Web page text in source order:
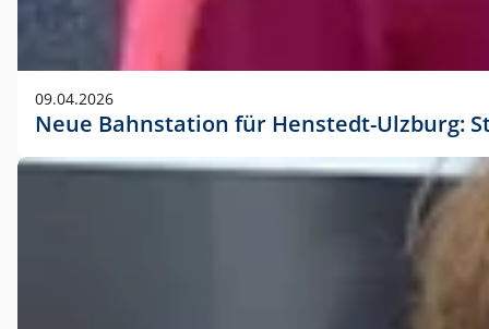
09.04.2026
Neue Bahnstation für Henstedt-Ulzburg: